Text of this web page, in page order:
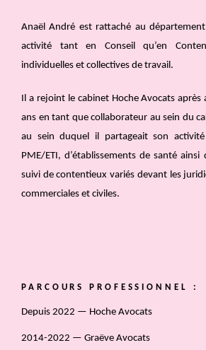
Anaël André est rattaché au
activité tant en Conseil qu’en
individuelles et collectives de travail.
Il a rejoint le cabinet Hoche Avocats après
ans en tant que collaborateur au sein du
au sein duquel il partageait son
PME/ETI, d’établissements de santé
suivi de contentieux variés devant les
commerciales et civiles.
PARCOURS PROFESSIONNEL :
Depuis 2022 — Hoche Avocats
2014-2022 — Graëve Avocats